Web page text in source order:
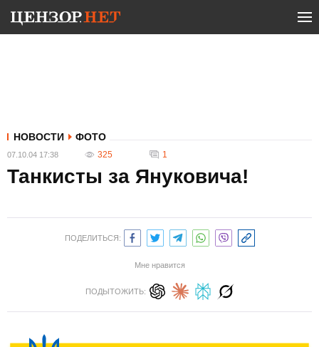
НОВОСТИ ФОТО
07.10.04 17:38 325 1
Танкисты за Януковича!
ПОДЕЛИТЬСЯ:
Мне нравится
ПОДЫТОЖИТЬ: